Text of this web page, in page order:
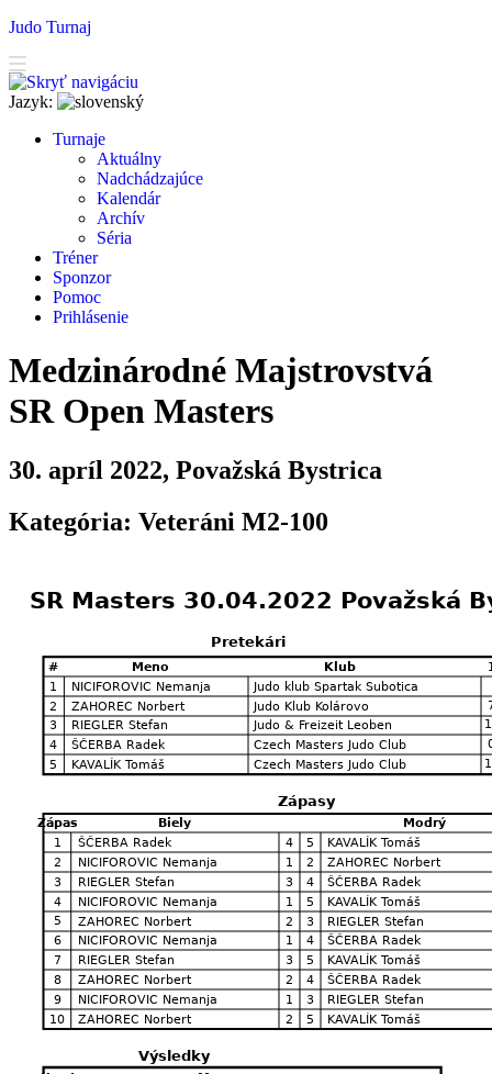
Judo Turnaj
Jazyk:
Turnaje
Aktuálny
Nadchádzajúce
Kalendár
Archív
Séria
Tréner
Sponzor
Pomoc
Prihlásenie
Medzinárodné Majstrovstvá
SR Open Masters
30. apríl 2022, Považská Bystrica
Kategória: Veteráni M2-100